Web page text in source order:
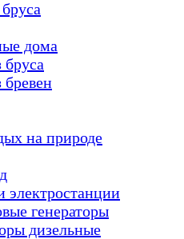
дома
на природе
электростанции
генераторы
дизельные